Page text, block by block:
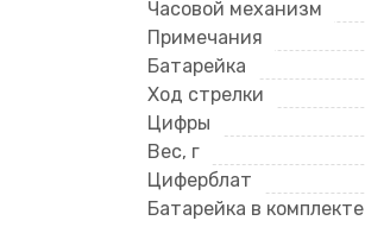
Часовой механизм
Примечания
Батарейка
Ход стрелки
Цифры
Вес, г
Циферблат
Батарейка в комплекте